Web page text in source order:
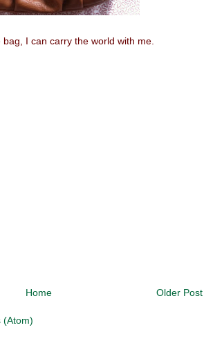
bag, I can carry the world with me.
Older Post
Home
(Atom)